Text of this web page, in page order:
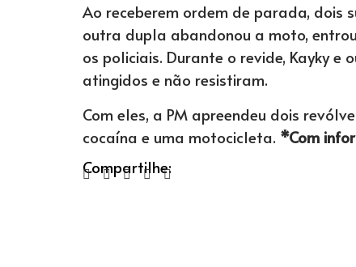
Ao receberem ordem de parada, dois
outra dupla abandonou a moto,
os policiais. Durante o revide, Kayky
atingidos e não resistiram.
Com eles, a PM apreendeu dois
cocaína e uma motocicleta. *Com
Compartilhe: